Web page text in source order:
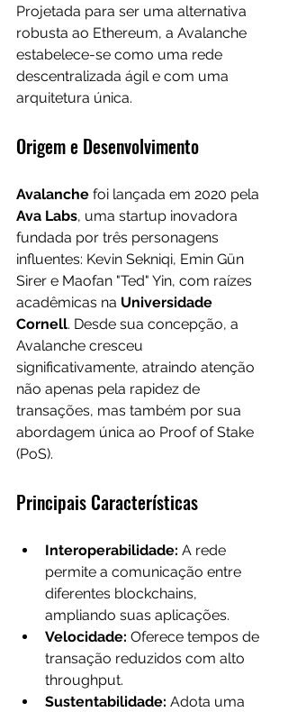
Projetada para ser uma alternativa
robusta ao Ethereum, a Avalanche
estabelece-se como uma rede
descentralizada ágil e com uma
arquitetura única.
Origem e Desenvolvimento
Avalanche foi lançada em 2020 pela
Ava Labs, uma startup inovadora
fundada por três personagens
influentes: Kevin Sekniqi, Emin Gün
Sirer e Maofan "Ted" Yin, com raízes
acadêmicas na Universidade
Cornell. Desde sua concepção, a
Avalanche cresceu
significativamente, atraindo atenção
não apenas pela rapidez de
transações, mas também por sua
abordagem única ao Proof of Stake
(PoS).
Principais Características
Interoperabilidade: A rede
permite a comunicação entre
diferentes blockchains,
ampliando suas aplicações.
Velocidade: Oferece tempos de
transação reduzidos com alto
throughput.
Sustentabilidade: Adota uma